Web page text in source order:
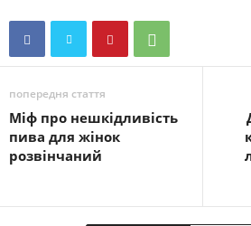
попередня стаття
Міф про нешкідливість
пива для жінок
розвінчаний